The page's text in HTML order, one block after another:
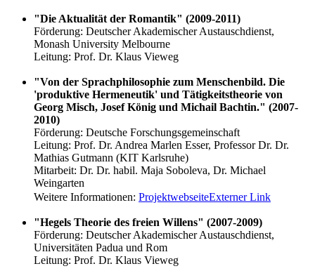
"Die Aktualität der Romantik" (2009-2011)
Förderung: Deutscher Akademischer Austauschdienst,
Monash University Melbourne
Leitung: Prof. Dr. Klaus Vieweg
"Von der Sprachphilosophie zum Menschenbild. Die
'produktive Hermeneutik' und Tätigkeitstheorie von
Georg Misch, Josef König und Michail Bachtin." (2007-
2010)
Förderung: Deutsche Forschungsgemeinschaft
Leitung: Prof. Dr. Andrea Marlen Esser, Professor Dr. Dr.
Mathias Gutmann (KIT Karlsruhe)
Mitarbeit: Dr. Dr. habil. Maja Soboleva, Dr. Michael
Weingarten
Weitere Informationen: ProjektwebseiteExterner Link
"Hegels Theorie des freien Willens" (2007-2009)
Förderung: Deutscher Akademischer Austauschdienst,
Universitäten Padua und Rom
Leitung: Prof. Dr. Klaus Vieweg